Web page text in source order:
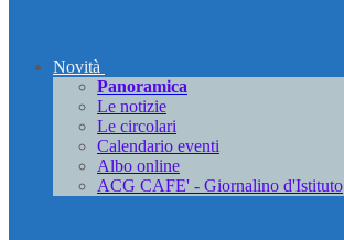
Novità
Panoramica
Le notizie
Le circolari
Calendario eventi
Albo online
ACG CAFE' - Giornalino d'Istituto